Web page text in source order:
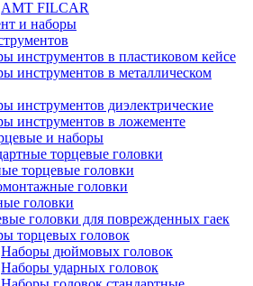
AMT FILCAR
и наборы
инструментов в пластиковом кейсе
инструментов в металлическом
инструментов диэлектрические
инструментов в ложементе
и наборы
торцевые головки
торцевые головки
головки
головки
головки для поврежденных гаек
торцевых головок
Наборы дюймовых головок
Наборы ударных головок